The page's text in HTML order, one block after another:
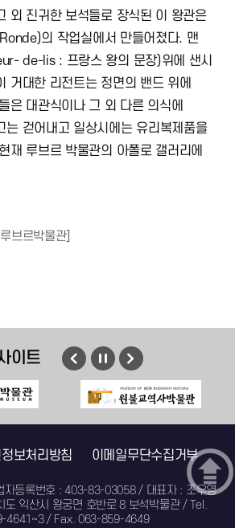
외 진귀한 보석들로 장식된 이 왕관은
의 작업실에서 만들어졌다. 맨
de-lis : 프랑스 왕의 문장)위에 샌시
거대한 리전트는 정면의 밴드 위에
은 대관식이나 그 외 다른 의식에
는 걷어내고 일상시에는 유리복제품을
재 루브르 박물관의 아폴로 갤러리에
브르박물관]
이트 이전 다음
보처리방침 이메일무단수집거부
자등록번호 : 403-83-03058 / 대표자 : 조우영
도 익산시 왕궁면 호반로 8 보석박물관 / Tel.
4641~3 / Fax. 063-859-4649